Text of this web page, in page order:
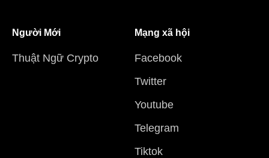
Người Mới
Thuật Ngữ Crypto
Mạng xã hội
Facebook
Twitter
Youtube
Telegram
Tiktok